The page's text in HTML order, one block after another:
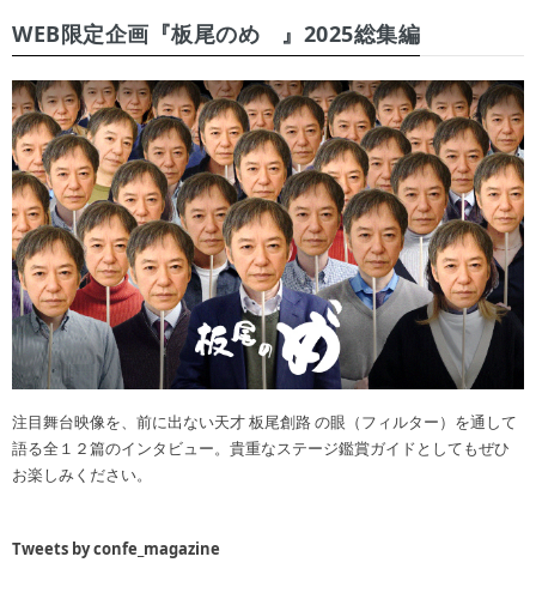
WEB限定企画『板尾のめ゙』2025総集編
注目舞台映像を、前に出ない天才 板尾創路 の眼（フィルター）を通して
語る全１２篇のインタビュー。貴重なステージ鑑賞ガイドとしてもぜひ
お楽しみください。
Tweets by confe_magazine